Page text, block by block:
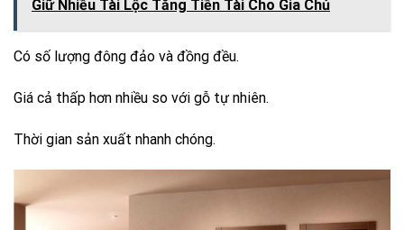
Giữ Nhiều Tài Lộc Tăng Tiền Tài Cho Gia Chủ
Có số lượng đông đảo và đồng đều.
Giá cả thấp hơn nhiều so với gỗ tự nhiên.
Thời gian sản xuất nhanh chóng.